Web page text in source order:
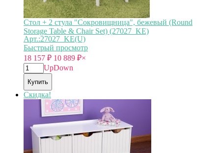
Стол + 2 стула "Сокровищница", бежевый (Round
Storage Table & Chair Set) (27027_KE)
Арт.:27027_KE(U)
Быстрый просмотр
18 157 ₽ 10 889 ₽×
UpDown
Купить
Скидка!